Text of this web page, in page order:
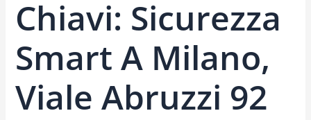
Chiavi: Sicurezza
Smart A Milano,
Viale Abruzzi 92